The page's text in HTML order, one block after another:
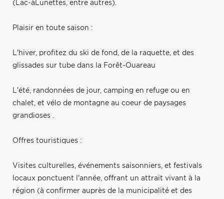
(Lac-àLunettes, entre autres).
Plaisir en toute saison :
L'hiver, profitez du ski de fond, de la raquette, et des
glissades sur tube dans la Forêt-Ouareau
L'été, randonnées de jour, camping en refuge ou en
chalet, et vélo de montagne au coeur de paysages
grandioses .
Offres touristiques :
Visites culturelles, événements saisonniers, et festivals
locaux ponctuent l'année, offrant un attrait vivant à la
région (à confirmer auprès de la municipalité et des